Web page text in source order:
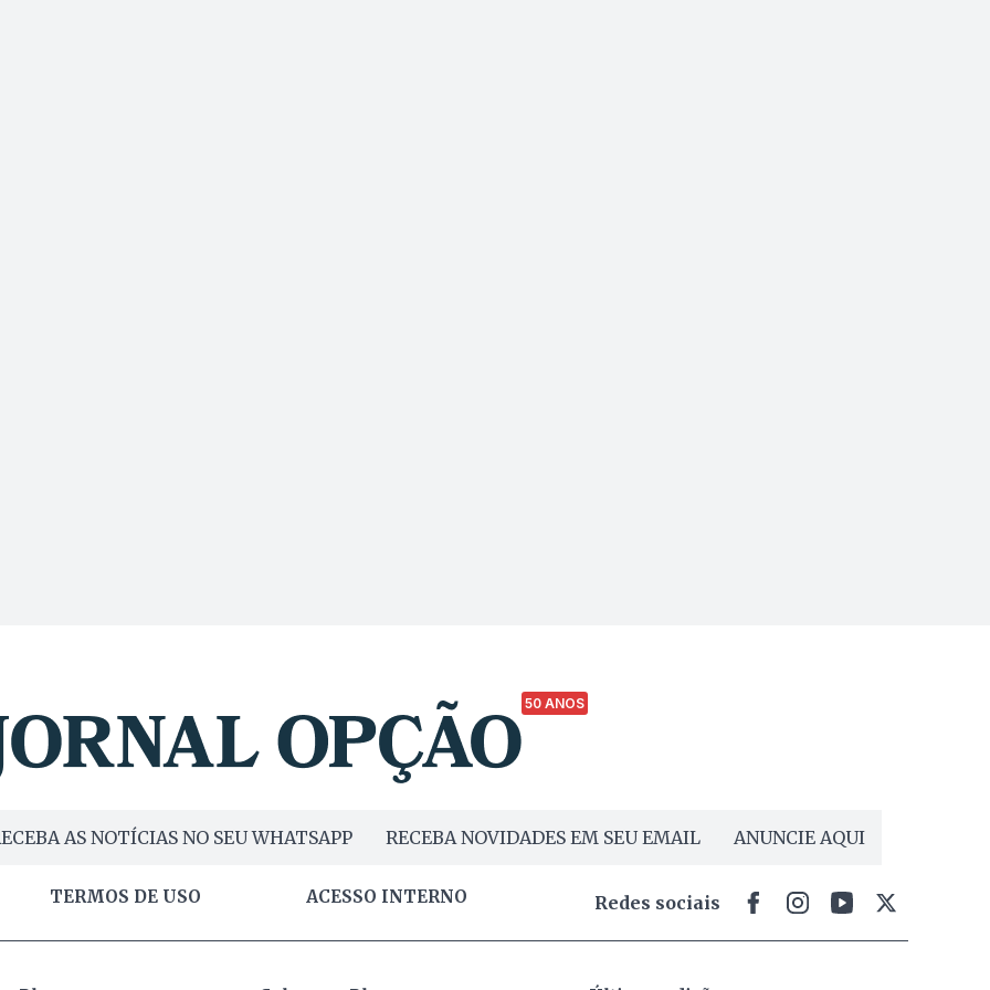
50 ANOS
AS NOTÍCIAS NO SEU WHATSAPP RECEBA NOVIDADES EM SEU EMAIL ANUNCIE AQUI
TERMOS DE USO ACESSO INTERNO Redes sociais